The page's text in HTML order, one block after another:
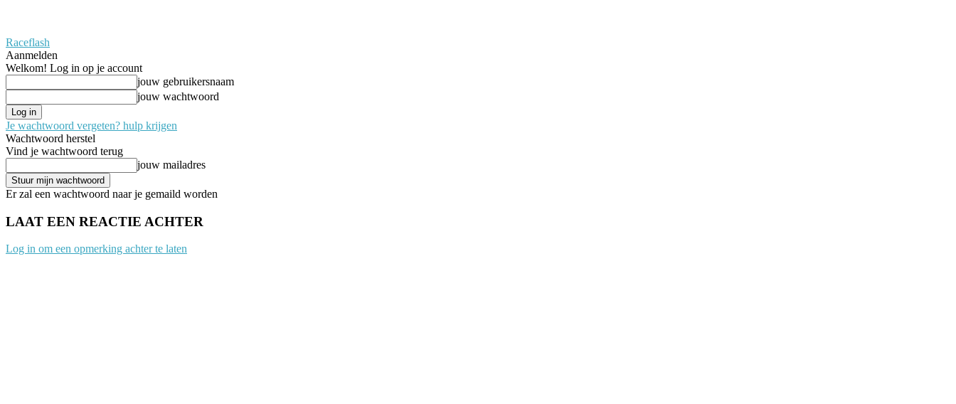
Raceflash
Aanmelden
Welkom! Log in op je account
jouw gebruikersnaam
jouw wachtwoord
Je wachtwoord vergeten? hulp krijgen
Wachtwoord herstel
Vind je wachtwoord terug
jouw mailadres
Er zal een wachtwoord naar je gemaild worden
LAAT EEN REACTIE ACHTER
Log in om een opmerking achter te laten